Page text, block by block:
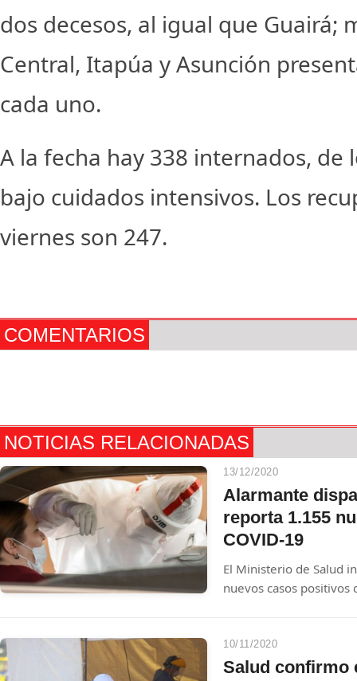
dos decesos, al igual que Guairá;
Central, Itapúa y Asunción
cada uno.
A la fecha hay 338 internados, de
bajo cuidados intensivos. Los
viernes son 247.
COMENTARIOS
NOTICIAS RELACIONADAS
13/12/2020
Alarmante
reporta 1.155
COVID-19
El Ministerio de Salud
nuevos casos positivos
10/11/2020
Salud confirmo